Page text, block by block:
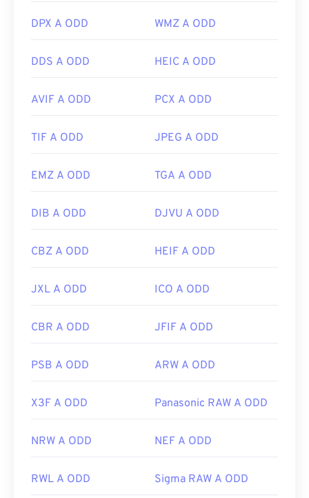
Sviluppato da:
Versione iniziale:
DPX A ODD WMZ A ODD
DDS A ODD HEIC A ODD
AVIF A ODD PCX A ODD
TIF A ODD JPEG A ODD
EMZ A ODD TGA A ODD
DIB A ODD DJVU A ODD
CBZ A ODD HEIF A ODD
JXL A ODD ICO A ODD
CBR A ODD JFIF A ODD
PSB A ODD ARW A ODD
X3F A ODD Panasonic RAW A ODD
NRW A ODD NEF A ODD
RWL A ODD Sigma RAW A ODD